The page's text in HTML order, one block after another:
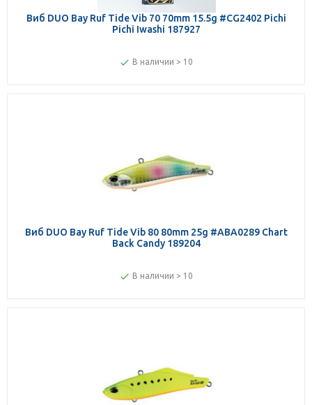
Виб DUO Bay Ruf Tide Vib 70 70mm 15.5g #CG2402 Pichi
Pichi Iwashi 187927
В наличии > 10
Виб DUO Bay Ruf Tide Vib 80 80mm 25g #ABA0289 Chart
Back Candy 189204
В наличии > 10